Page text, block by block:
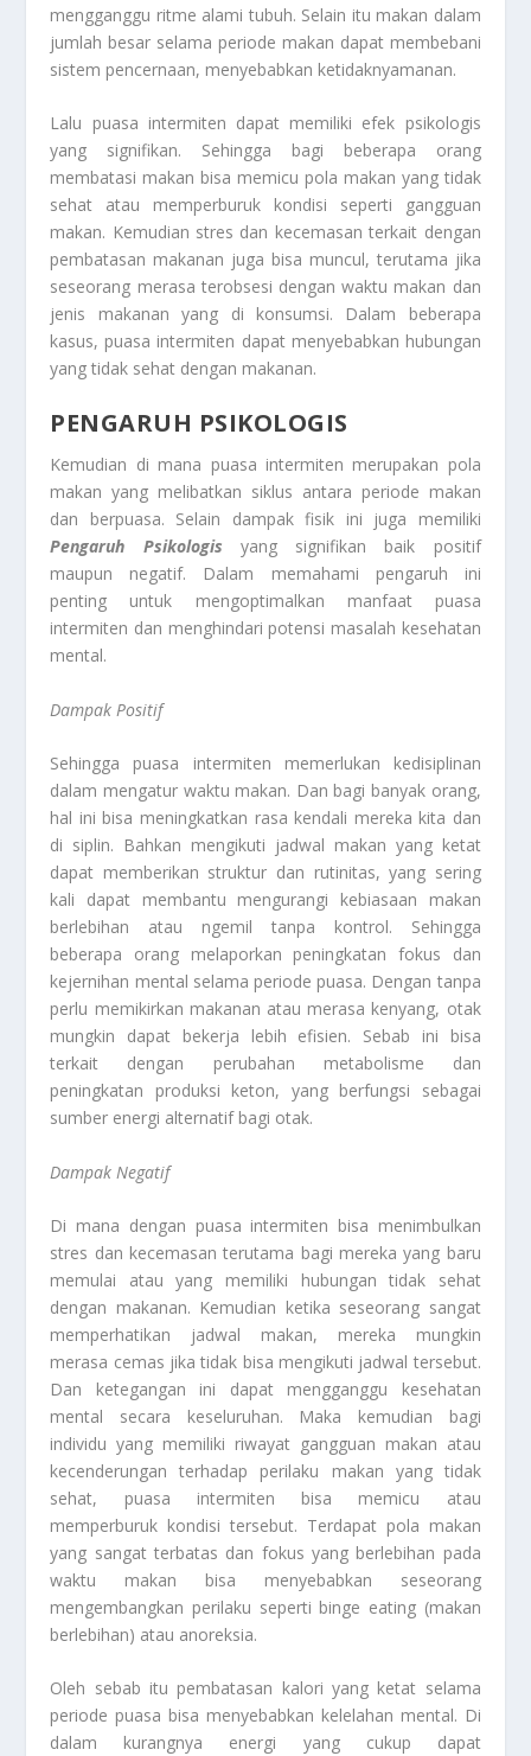
mengganggu ritme alami tubuh. Selain itu makan dalam
jumlah besar selama periode makan dapat membebani
sistem pencernaan, menyebabkan ketidaknyamanan.
Lalu puasa intermiten dapat memiliki efek psikologis
yang signifikan. Sehingga bagi beberapa orang
membatasi makan bisa memicu pola makan yang tidak
sehat atau memperburuk kondisi seperti gangguan
makan. Kemudian stres dan kecemasan terkait dengan
pembatasan makanan juga bisa muncul, terutama jika
seseorang merasa terobsesi dengan waktu makan dan
jenis makanan yang di konsumsi. Dalam beberapa
kasus, puasa intermiten dapat menyebabkan hubungan
yang tidak sehat dengan makanan.
PENGARUH PSIKOLOGIS
Kemudian di mana puasa intermiten merupakan pola
makan yang melibatkan siklus antara periode makan
dan berpuasa. Selain dampak fisik ini juga memiliki
Pengaruh Psikologis yang signifikan baik positif
maupun negatif. Dalam memahami pengaruh ini
penting untuk mengoptimalkan manfaat puasa
intermiten dan menghindari potensi masalah kesehatan
mental.
Dampak Positif
Sehingga puasa intermiten memerlukan kedisiplinan
dalam mengatur waktu makan. Dan bagi banyak orang,
hal ini bisa meningkatkan rasa kendali mereka kita dan
di siplin. Bahkan mengikuti jadwal makan yang ketat
dapat memberikan struktur dan rutinitas, yang sering
kali dapat membantu mengurangi kebiasaan makan
berlebihan atau ngemil tanpa kontrol. Sehingga
beberapa orang melaporkan peningkatan fokus dan
kejernihan mental selama periode puasa. Dengan tanpa
perlu memikirkan makanan atau merasa kenyang, otak
mungkin dapat bekerja lebih efisien. Sebab ini bisa
terkait dengan perubahan metabolisme dan
peningkatan produksi keton, yang berfungsi sebagai
sumber energi alternatif bagi otak.
Dampak Negatif
Di mana dengan puasa intermiten bisa menimbulkan
stres dan kecemasan terutama bagi mereka yang baru
memulai atau yang memiliki hubungan tidak sehat
dengan makanan. Kemudian ketika seseorang sangat
memperhatikan jadwal makan, mereka mungkin
merasa cemas jika tidak bisa mengikuti jadwal tersebut.
Dan ketegangan ini dapat mengganggu kesehatan
mental secara keseluruhan. Maka kemudian bagi
individu yang memiliki riwayat gangguan makan atau
kecenderungan terhadap perilaku makan yang tidak
sehat, puasa intermiten bisa memicu atau
memperburuk kondisi tersebut. Terdapat pola makan
yang sangat terbatas dan fokus yang berlebihan pada
waktu makan bisa menyebabkan seseorang
mengembangkan perilaku seperti binge eating (makan
berlebihan) atau anoreksia.
Oleh sebab itu pembatasan kalori yang ketat selama
periode puasa bisa menyebabkan kelelahan mental. Di
dalam kurangnya energi yang cukup dapat